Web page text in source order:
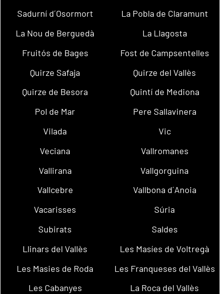
Sadurní d´Osormort
La Pobla de Claramunt
La Nou de Berguedà
La Llagosta
Fruitós de Bages
Fost de Campsentelles
Quirze Safaja
Quirze del Vallès
Quirze de Besora
Quintí de Mediona
Pol de Mar
Pere Sallavinera
Vilada
Vic
Veciana
Vallromanes
Vallirana
Vallgorguina
Vallcebre
Vallbona d´Anoia
Vacarisses
Súria
Subirats
Saldes
Llinars del Vallès
Les Masíes de Voltregà
Les Masies de Roda
Les Franqueses del Vallès
Les Cabanyes
La Roca del Vallès